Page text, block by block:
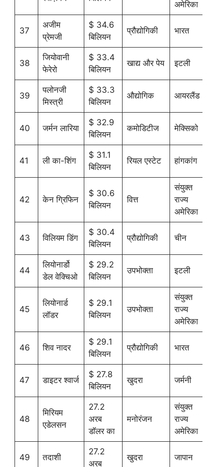
अमेरिका
37
अजीम
प्रेमजी
$ 34.6
बिलियन
प्रौद्योगिकी भारत
38
जियोवानी
फेरेरो
$ 33.4
बिलियन
खाद्य और पेय इटली
39
पलोनजी
मिस्त्री
$ 33.3
बिलियन
औद्योगिक आयरलैंड
40 जर्मन लारिया
$ 32.9
बिलियन
कमोडिटीज मेक्सिको
41 ली का-शिंग
$ 31.1
बिलियन
रियल एस्टेट हांगकांग
42 केन ग्रिफिन
$ 30.6
बिलियन
वित्त
संयुक्त
राज्य
अमेरिका
43 विलियम डिंग
$ 30.4
बिलियन
प्रौद्योगिकी चीन
44
लियोनार्डो
डेल वेक्चिओ
$ 29.2
बिलियन
उपभोक्ता इटली
45
लियोनार्ड
लॉडर
$ 29.1
बिलियन
उपभोक्ता
संयुक्त
राज्य
अमेरिका
46 शिव नादर
$ 29.1
बिलियन
प्रौद्योगिकी भारत
47 डाइटर श्वार्ज
$ 27.8
बिलियन
खुदरा जर्मनी
48
मिरियम
एडेलसन
27.2
अरब
डॉलर का
मनोरंजन
संयुक्त
राज्य
अमेरिका
49 तदाशी
27.2
अरब
खुदरा जापान